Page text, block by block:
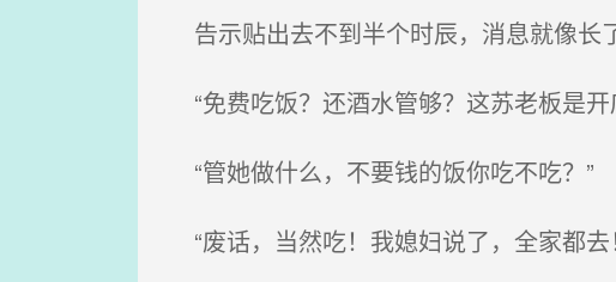
告示贴出去不到半个时辰，消息就像长
“免费吃饭？还酒水管够？这苏老板是开
“管她做什么，不要钱的饭你吃不吃？”
“废话，当然吃！我媳妇说了，全家都去